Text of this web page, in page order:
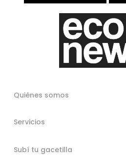
Quiénes somos
Servicios
Subí tu gacetilla